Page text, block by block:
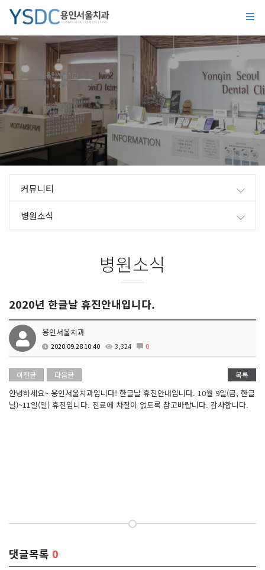
커뮤니티
병원소식
병원소식
2020년 한글날 휴진안내입니다.
용인서울치과
2020.09.28 10:40 3,324 0
이전글 다음글 목록
안녕하세요~ 용인서울치과입니다! 한글날 휴진안내입니다. 10월 9일(금, 한글
날)~11일(일) 휴진입니다. 진료에 차질이 없도록 참고바랍니다. 감사합니다.
댓글목록 0